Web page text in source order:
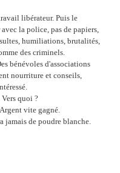
libérateur. Puis le
la police, pas de papiers,
humiliations, brutalités,
des criminels.
bénévoles d'associations
nourriture et conseils,
quoi ?
vite gagné.
jamais de poudre blanche.